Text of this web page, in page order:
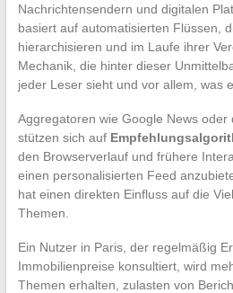
Nachrichtensendern und digitalen
basiert auf automatisierten Flüssen,
hierarchisieren und im Laufe ihrer
Mechanik, die hinter dieser
jeder Leser sieht und vor allem, was
Aggregatoren wie Google News
stützen sich auf
den Browserverlauf und frühere
einen personalisierten Feed
hat einen direkten Einfluss auf die
Themen.
Ein Nutzer in Paris, der regelmäßig
Immobilienpreise konsultiert, wird
Themen erhalten, zulasten von